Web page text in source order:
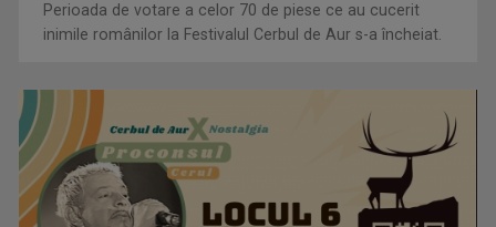
Perioada de votare a celor 70 de piese ce au cucerit
inimile românilor la Festivalul Cerbul de Aur s-a încheiat.